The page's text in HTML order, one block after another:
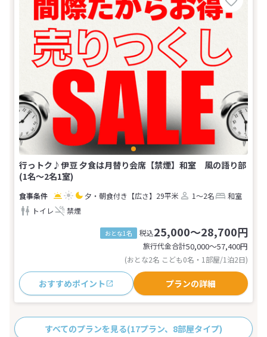
行っトク♪伊豆 夕食は月替り会席【禁煙】和室 風の語り部
(1名～2名1室)
夕・朝食付き 【広さ】29平米 1～2名
和室
トイレ
禁煙
おとな1名 税込25,000～28,700円
旅行代金合計50,000〜57,400円
(おとな2名 こども0名・1部屋/1泊2日)
おすすめポイント プランの詳細
すべてのプランを見る(17プラン、8部屋タイプ)